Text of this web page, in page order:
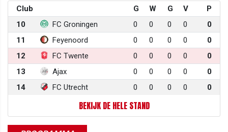
Club G W G V
P
10
FC Groningen 0 0 0 0
0
11
Feyenoord 0 0 0 0
0
12
FC Twente 0 0 0 0
0
13
Ajax 0 0 0 0
0
14
FC Utrecht 0 0 0 0 0
BEKIJK DE HELE STAND